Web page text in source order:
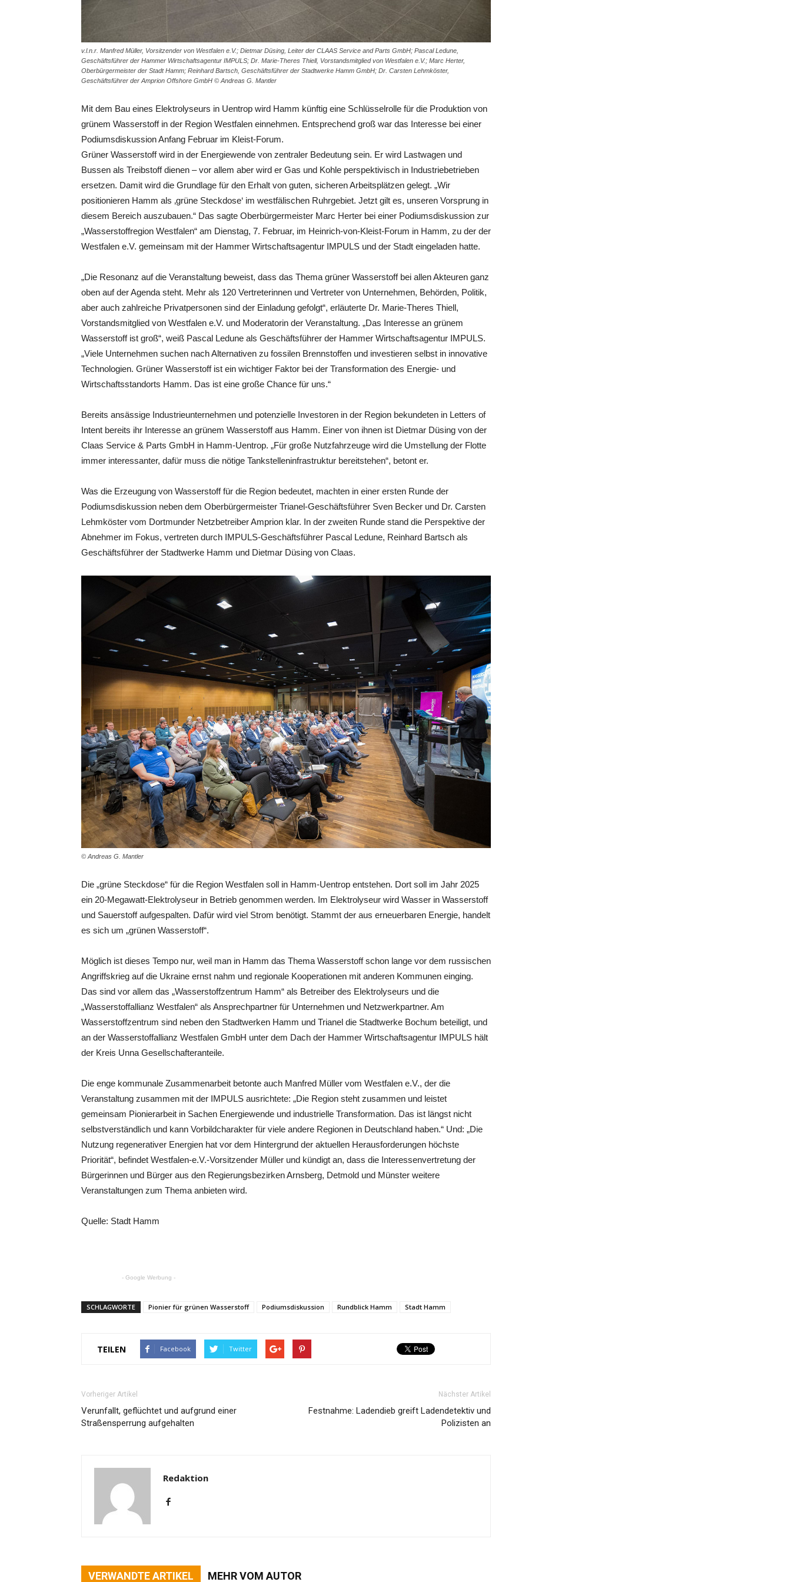
v.l.n.r. Manfred Müller, Vorsitzender von Westfalen e.V.; Dietmar Düsing, Leiter der CLAAS Service and Parts GmbH; Pascal Ledune,
Geschäftsführer der Hammer Wirtschaftsagentur IMPULS; Dr. Marie-Theres Thiell, Vorstandsmitglied von Westfalen e.V.; Marc Herter,
Oberbürgermeister der Stadt Hamm; Reinhard Bartsch, Geschäftsführer der Stadtwerke Hamm GmbH; Dr. Carsten Lehmköster,
Geschäftsführer der Amprion Offshore GmbH © Andreas G. Mantler
Mit dem Bau eines Elektrolyseurs in Uentrop wird Hamm künftig eine Schlüsselrolle für die Produktion von
grünem Wasserstoff in der Region Westfalen einnehmen. Entsprechend groß war das Interesse bei einer
Podiumsdiskussion Anfang Februar im Kleist-Forum.
Grüner Wasserstoff wird in der Energiewende von zentraler Bedeutung sein. Er wird Lastwagen und
Bussen als Treibstoff dienen – vor allem aber wird er Gas und Kohle perspektivisch in Industriebetrieben
ersetzen. Damit wird die Grundlage für den Erhalt von guten, sicheren Arbeitsplätzen gelegt. „Wir
positionieren Hamm als ‚grüne Steckdose‘ im westfälischen Ruhrgebiet. Jetzt gilt es, unseren Vorsprung in
diesem Bereich auszubauen.“ Das sagte Oberbürgermeister Marc Herter bei einer Podiumsdiskussion zur
„Wasserstoffregion Westfalen“ am Dienstag, 7. Februar, im Heinrich-von-Kleist-Forum in Hamm, zu der der
Westfalen e.V. gemeinsam mit der Hammer Wirtschaftsagentur IMPULS und der Stadt eingeladen hatte.
„Die Resonanz auf die Veranstaltung beweist, dass das Thema grüner Wasserstoff bei allen Akteuren ganz
oben auf der Agenda steht. Mehr als 120 Vertreterinnen und Vertreter von Unternehmen, Behörden, Politik,
aber auch zahlreiche Privatpersonen sind der Einladung gefolgt“, erläuterte Dr. Marie-Theres Thiell,
Vorstandsmitglied von Westfalen e.V. und Moderatorin der Veranstaltung. „Das Interesse an grünem
Wasserstoff ist groß“, weiß Pascal Ledune als Geschäftsführer der Hammer Wirtschaftsagentur IMPULS.
„Viele Unternehmen suchen nach Alternativen zu fossilen Brennstoffen und investieren selbst in innovative
Technologien. Grüner Wasserstoff ist ein wichtiger Faktor bei der Transformation des Energie- und
Wirtschaftsstandorts Hamm. Das ist eine große Chance für uns.“
Bereits ansässige Industrieunternehmen und potenzielle Investoren in der Region bekundeten in Letters of
Intent bereits ihr Interesse an grünem Wasserstoff aus Hamm. Einer von ihnen ist Dietmar Düsing von der
Claas Service & Parts GmbH in Hamm-Uentrop. „Für große Nutzfahrzeuge wird die Umstellung der Flotte
immer interessanter, dafür muss die nötige Tankstelleninfrastruktur bereitstehen“, betont er.
Was die Erzeugung von Wasserstoff für die Region bedeutet, machten in einer ersten Runde der
Podiumsdiskussion neben dem Oberbürgermeister Trianel-Geschäftsführer Sven Becker und Dr. Carsten
Lehmköster vom Dortmunder Netzbetreiber Amprion klar. In der zweiten Runde stand die Perspektive der
Abnehmer im Fokus, vertreten durch IMPULS-Geschäftsführer Pascal Ledune, Reinhard Bartsch als
Geschäftsführer der Stadtwerke Hamm und Dietmar Düsing von Claas.
© Andreas G. Mantler
Die „grüne Steckdose“ für die Region Westfalen soll in Hamm-Uentrop entstehen. Dort soll im Jahr 2025
ein 20-Megawatt-Elektrolyseur in Betrieb genommen werden. Im Elektrolyseur wird Wasser in Wasserstoff
und Sauerstoff aufgespalten. Dafür wird viel Strom benötigt. Stammt der aus erneuerbaren Energie, handelt
es sich um „grünen Wasserstoff“.
Möglich ist dieses Tempo nur, weil man in Hamm das Thema Wasserstoff schon lange vor dem russischen
Angriffskrieg auf die Ukraine ernst nahm und regionale Kooperationen mit anderen Kommunen einging.
Das sind vor allem das „Wasserstoffzentrum Hamm“ als Betreiber des Elektrolyseurs und die
„Wasserstoffallianz Westfalen“ als Ansprechpartner für Unternehmen und Netzwerkpartner. Am
Wasserstoffzentrum sind neben den Stadtwerken Hamm und Trianel die Stadtwerke Bochum beteiligt, und
an der Wasserstoffallianz Westfalen GmbH unter dem Dach der Hammer Wirtschaftsagentur IMPULS hält
der Kreis Unna Gesellschafteranteile.
Die enge kommunale Zusammenarbeit betonte auch Manfred Müller vom Westfalen e.V., der die
Veranstaltung zusammen mit der IMPULS ausrichtete: „Die Region steht zusammen und leistet
gemeinsam Pionierarbeit in Sachen Energiewende und industrielle Transformation. Das ist längst nicht
selbstverständlich und kann Vorbildcharakter für viele andere Regionen in Deutschland haben.“ Und: „Die
Nutzung regenerativer Energien hat vor dem Hintergrund der aktuellen Herausforderungen höchste
Priorität“, befindet Westfalen-e.V.-Vorsitzender Müller und kündigt an, dass die Interessenvertretung der
Bürgerinnen und Bürger aus den Regierungsbezirken Arnsberg, Detmold und Münster weitere
Veranstaltungen zum Thema anbieten wird.
Quelle: Stadt Hamm
- Google Werbung -
SCHLAGWORTE Pionier für grünen Wasserstoff Podiumsdiskussion Rundblick Hamm Stadt Hamm
TEILEN Facebook Twitter
Vorheriger Artikel
Verunfallt, geflüchtet und aufgrund einer
Straßensperrung aufgehalten
Nächster Artikel
Festnahme: Ladendieb greift Ladendetektiv und
Polizisten an
Redaktion
VERWANDTE ARTIKEL MEHR VOM AUTOR